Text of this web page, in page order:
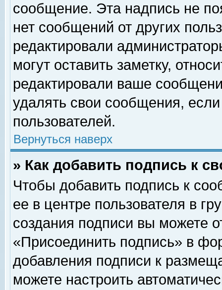
сообщение. Эта надпись не
нет сообщений от других
редактировали
могут оставить заметку,
редактировали ваше
удалять свои сообщения,
пользователей.
Вернуться наверх
» Как добавить подпись к
Чтобы добавить подпись к
ее в центре пользователя в
создания подписи вы можете
«Присоединить подпись» в
добавления подписи к
можете настроить